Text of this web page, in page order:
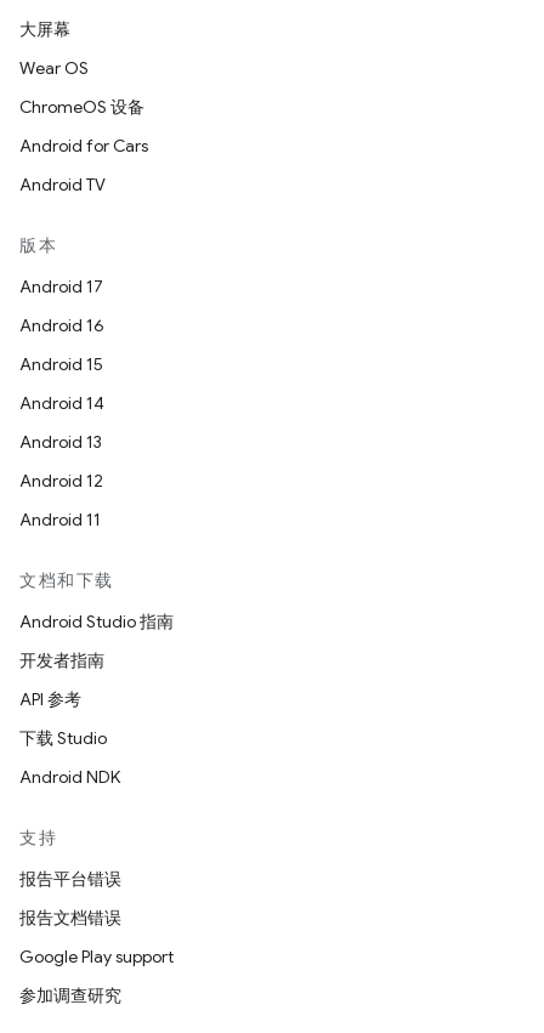
大屏幕
Wear OS
ChromeOS 设备
Android for Cars
Android TV
版本
Android 17
Android 16
Android 15
Android 14
Android 13
Android 12
Android 11
文档和下载
Android Studio 指南
开发者指南
API 参考
下载 Studio
Android NDK
支持
报告平台错误
报告文档错误
Google Play support
参加调查研究